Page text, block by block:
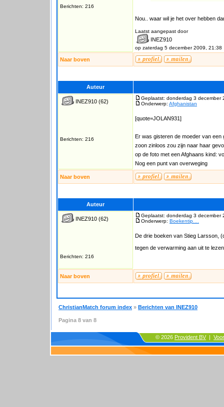
Berichten: 216
Nou.. waar wil je het over hebben
Laatst aangepast door
INEZ910
op zaterdag 5 december 2009, 21:38
Naar boven
Auteur
INEZ910 (62)
Berichten: 216
Geplaatst: donderdag 3 december
Onderwerp: Afghanistan
[quote=JOLAN931]
Er was gisteren de moeder van
zoon zinloos zou zijn naar haar
op de foto met een Afghaans kind:
Nog een punt van overweging
Naar boven
Auteur
INEZ910 (62)
Berichten: 216
Geplaatst: donderdag 3 december
Onderwerp: Boekentip....
De drie boeken van Stieg Larsson,
tegen de verwarming aan uit te
Naar boven
ChristianMatch forum index » Berichten van INEZ910
Pagina 8 van 8
© 2026 Provident BV |